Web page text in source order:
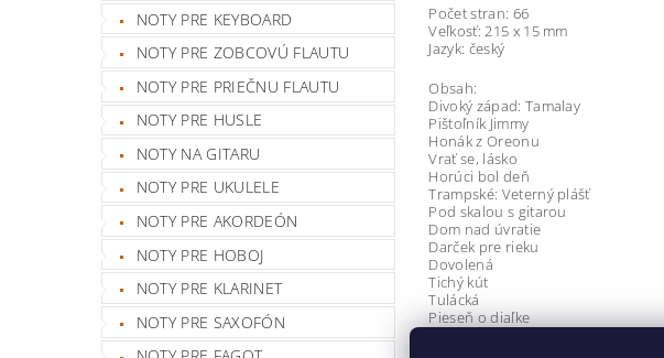
NOTY PRE KEYBOARD
NOTY PRE ZOBCOVÚ FLAUTU
NOTY PRE PRIEČNU FLAUTU
NOTY PRE HUSLE
NOTY NA GITARU
NOTY PRE UKULELE
NOTY PRE AKORDEÓN
NOTY PRE HOBOJ
NOTY PRE KLARINET
NOTY PRE SAXOFÓN
Počet stran: 66
Veľkosť: 215 x 15 mm
Jazyk: český
Obsah:
Divoký západ: Tamalay
Pištoľník Jimmy
Honák z Oreonu
Vrať se, lásko
Horúci bol deň
Trampské: Veterný plášť
Pod skalou s gitarou
Dom nad úvratie
Darček pre rieku
Dovolená
Tichý kút
Tulácká
Pieseň o diaľke